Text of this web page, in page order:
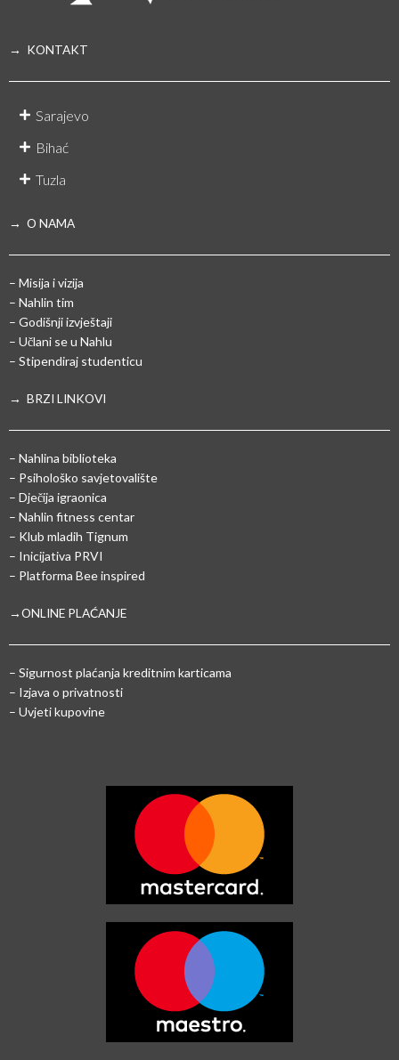
→ KONTAKT
Sarajevo
Bihać
Tuzla
→ O NAMA
– Misija i vizija
– Nahlin tim
– Godišnji izvještaji
– Učlani se u Nahlu
– Stipendiraj studenticu
→ BRZI LINKOVI
– Nahlina biblioteka
– Psihološko savjetovalište
– Dječija igraonica
– Nahlin fitness centar
– Klub mladih Tignum
– Inicijativa PRVI
– Platforma Bee inspired
→ONLINE PLAĆANJE
– Sigurnost plaćanja kreditnim karticama
– Izjava o privatnosti
– Uvjeti kupovine